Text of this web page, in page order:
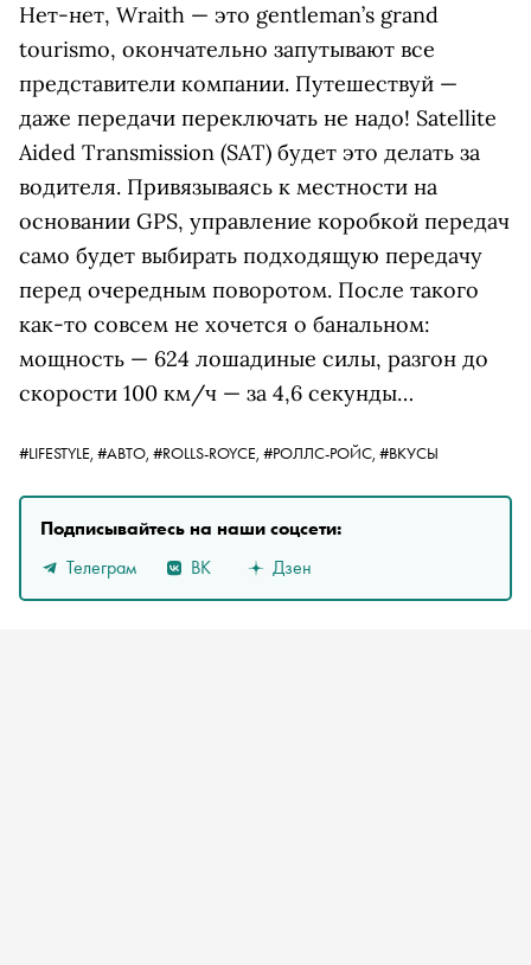
Нет-нет, Wraith — это gentleman’s grand
tourismo, окончательно запутывают все
представители компании. Путешествуй —
даже передачи переключать не надо! Satellite
Aided Transmission (SAT) будет это делать за
водителя. Привязываясь к местности на
основании GPS, управление коробкой передач
само будет выбирать подходящую передачу
перед очередным поворотом. После такого
как-то совсем не хочется о банальном:
мощность — 624 лошадиные силы, разгон до
скорости 100 км/ч — за 4,6 секунды…
#LIFESTYLE, #АВТО, #ROLLS-ROYCE, #РОЛЛС-РОЙС, #ВКУСЫ
Подписывайтесь на наши соцсети:
Телеграм
ВК Дзен